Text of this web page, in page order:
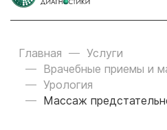
Главная
Услуги
Врачебные приемы и
Урология
Массаж